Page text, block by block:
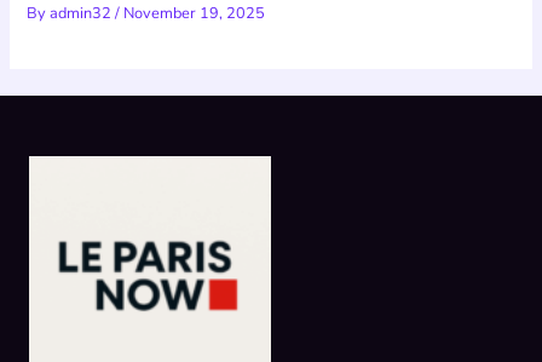
Byadmin32/ November 19, 2025